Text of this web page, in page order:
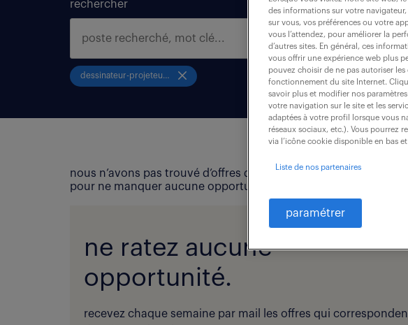
rechercher
dessinateur-projeteur batiment travaux publics
où ?
lys (lez)
nous n’avons pas trouvé d’offres d’emploi qui correspondent
pour ne manquer aucune opportunité !
ne ratez aucune
opportunité.
recevez chaque semaine par mail les offres qui
des informations sur votre
sur vous, vos préférences ou votre
vous l’attendez, pour améliorer la
d’autres sites. En général, ces
vous offrir une expérience web plus
pouvez choisir de ne pas autoriser
fonctionnement du site Internet.
savoir plus et modifier nos
votre navigation sur le site et les
adaptées à votre profil lorsque vous
réseaux sociaux, etc.). Vous pourrez
via l’icône cookie disponible en bas
Liste de nos partenaires
paramétrer